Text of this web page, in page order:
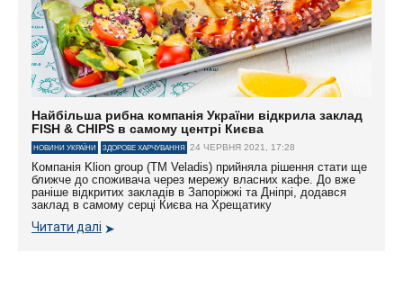
Найбільша рибна компанія України відкрила заклад
FISH & CHIPS в самому центрі Києва
НОВИНИ УКРАЇНИ ЗДОРОВЕ ХАРЧУВАННЯ 24 ЧЕРВНЯ 2021, 17:28
Компанія Klion group (ТМ Veladis) прийняла рішення стати ще
ближче до споживача через мережу власних кафе. До вже
раніше відкритих закладів в Запоріжжі та Дніпрі, додався
заклад в самому серці Києва на Хрещатику
Читати далі